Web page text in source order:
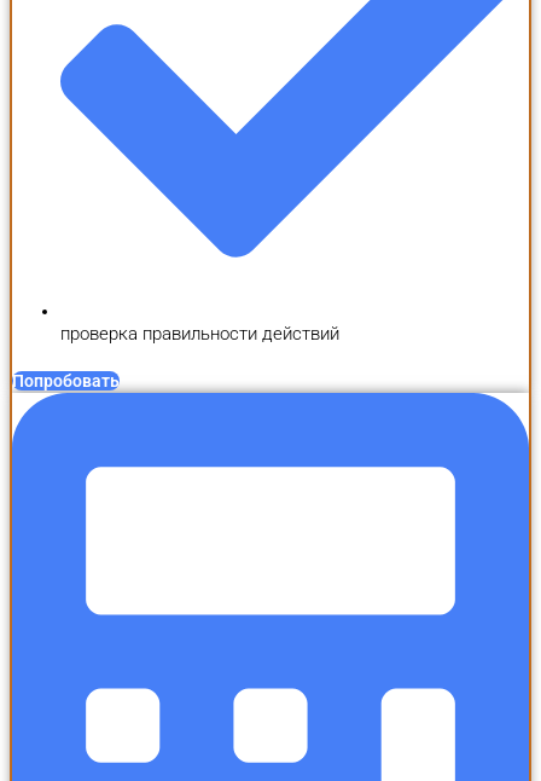
проверка правильности действий
Попробовать